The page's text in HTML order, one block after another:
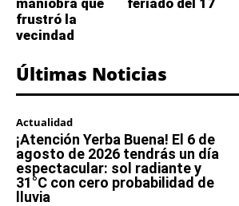
frustró la
vecindad
Últimas Noticias
Actualidad
¡Atención Yerba Buena! El 6 de
agosto de 2026 tendrás un día
espectacular: sol radiante y
31°C con cero probabilidad de
lluvia